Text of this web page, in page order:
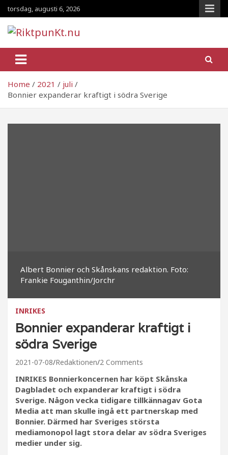
Skip
to
content
torsdag, augusti 6, 2026
RiktpunKt.nu
Home 2021
juli
Bonnier expanderar kraftigt i södra Sverige
Albert Bonnier och Skånskans redaktion. Foto:
Frankie Fouganthin/Jorchr
INRIKES
Bonnier expanderar kraftigt i
södra Sverige
2021-07-08 Redaktionen 2 Comments
INRIKES Bonnierkoncernen har köpt Skånska
Dagbladet och expanderar kraftigt i södra
Sverige. Någon vecka tidigare tillkännagav Gota
Media att man skulle ingå ett partnerskap med
Bonnier. Därmed har Sveriges största
mediamonopol lagt stora delar av södra Sveriges
medier under sig.